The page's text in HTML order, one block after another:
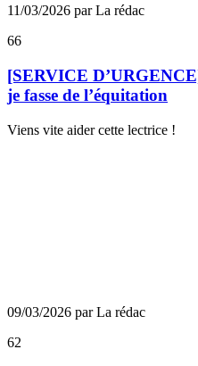
11/03/2026 par La rédac
66
[SERVICE
je fasse de l’équitation
Viens vite aider cette lectrice !
09/03/2026 par La rédac
62